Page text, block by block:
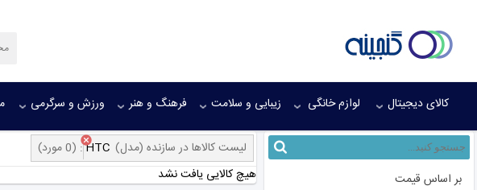
کالای دیجیتال لوازم خانگی زیبایی و سلامت فرهنگ و هنر ورزش و سرگرمی
بر اساس قیمت
لیست کالاها در سازنده (مدل) HTC
: (0 مورد)
هیچ کالایی یافت نشد